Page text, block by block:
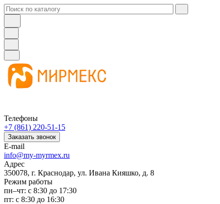
Телефоны
+7 (861) 220-51-15
Заказать звонок
E-mail
info@my-myrmex.ru
Адрес
350078, г. Краснодар, ул. Ивана Кияшко, д. 8
Режим работы
пн–чт: с 8:30 до 17:30
пт: с 8:30 до 16:30